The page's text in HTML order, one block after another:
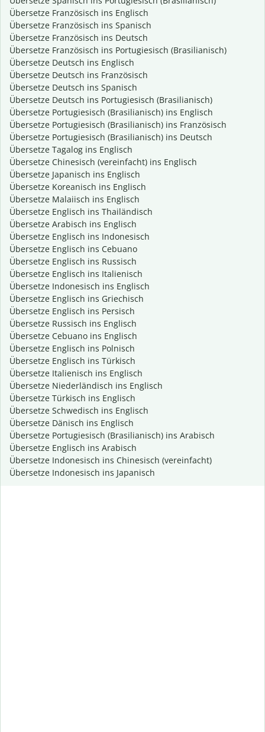
Übersetze Französisch ins Englisch
Übersetze Französisch ins Spanisch
Übersetze Französisch ins Deutsch
Übersetze Französisch ins Portugiesisch (Brasilianisch)
Übersetze Deutsch ins Englisch
Übersetze Deutsch ins Französisch
Übersetze Deutsch ins Spanisch
Übersetze Deutsch ins Portugiesisch (Brasilianisch)
Übersetze Portugiesisch (Brasilianisch) ins Englisch
Übersetze Portugiesisch (Brasilianisch) ins Französisch
Übersetze Portugiesisch (Brasilianisch) ins Deutsch
Übersetze Tagalog ins Englisch
Übersetze Chinesisch (vereinfacht) ins Englisch
Übersetze Japanisch ins Englisch
Übersetze Koreanisch ins Englisch
Übersetze Malaiisch ins Englisch
Übersetze Englisch ins Thailändisch
Übersetze Arabisch ins Englisch
Übersetze Englisch ins Indonesisch
Übersetze Englisch ins Cebuano
Übersetze Englisch ins Russisch
Übersetze Englisch ins Italienisch
Übersetze Indonesisch ins Englisch
Übersetze Englisch ins Griechisch
Übersetze Englisch ins Persisch
Übersetze Russisch ins Englisch
Übersetze Cebuano ins Englisch
Übersetze Englisch ins Polnisch
Übersetze Englisch ins Türkisch
Übersetze Italienisch ins Englisch
Übersetze Niederländisch ins Englisch
Übersetze Türkisch ins Englisch
Übersetze Schwedisch ins Englisch
Übersetze Dänisch ins Englisch
Übersetze Portugiesisch (Brasilianisch) ins Arabisch
Übersetze Englisch ins Arabisch
Übersetze Indonesisch ins Chinesisch (vereinfacht)
Übersetze Indonesisch ins Japanisch